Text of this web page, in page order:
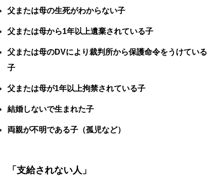
父または母の生死がわからない子
父または母から1年以上遺棄されている子
父または母のDVにより裁判所から保護命令をうけている
子
父または母が1年以上拘禁されている子
結婚しないで生まれた子
両親が不明である子（孤児など）
「支給されない人」